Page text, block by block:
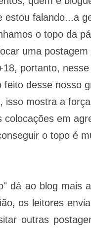
estou falando...a
o topo da
uma
portanto,
desse nosso
isso mostra a
colocações em
o topo é
dá ao blog mais
os leitores
outras